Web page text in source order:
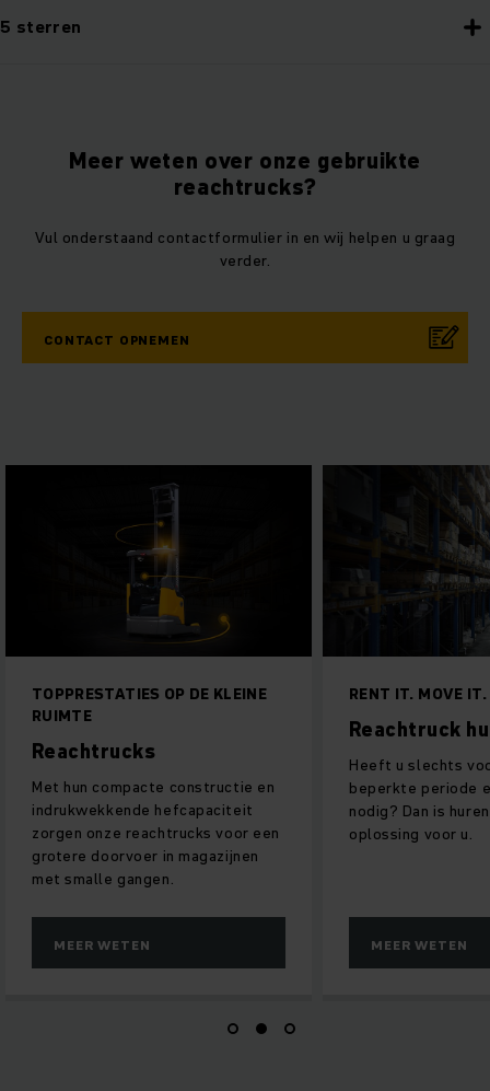
5 sterren
Meer weten over onze gebruikte
reachtrucks?
Vul onderstaand contactformulier in en wij helpen u graag
verder.
CONTACT OPNEMEN
OP DE KLEINE
constructie en
hefcapaciteit
voor een
in magazijnen
RENT IT. MOVE IT. DONE.
Reachtruck huren
Heeft u slechts voor een
beperkte periode een reachtruck
nodig? Dan is huren de ideale
oplossing voor u.